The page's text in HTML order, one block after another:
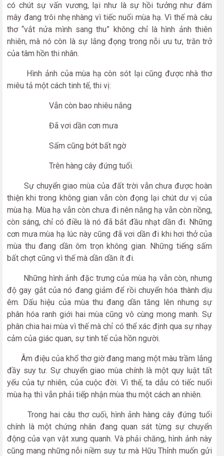
có chút sự vấn vương, lại như là sự hồi tưởng như đám
mây đang trôi nhẹ nhàng vì tiếc nuối mùa hạ. Vì thế mà câu
thơ “vắt nửa mình sang thu” không chỉ là hình ảnh thiên
nhiên, mà nó còn là sự lắng đọng trong nỗi ưu tư, trăn trở
của tâm hồn thi nhân.
Hình ảnh của mùa hạ còn sót lại cũng được nhà thơ
miêu tả một cách tinh tế, thi vị:
Vẫn còn bao nhiêu nắng
Đã vơi dần cơn mưa
Sấm cũng bớt bất ngờ
Trên hàng cây đứng tuổi.
Sự chuyển giao mùa của đất trời vẫn chưa được hoàn
thiện khi trong không gian vẫn còn đọng lại chút dư vị của
mùa hạ. Mùa hạ vẫn còn chưa đi nên nắng hạ vẫn còn nồng,
còn sáng, chỉ có điều là nó đã bắt đầu nhạt dần đi. Những
cơn mưa mùa hạ lúc này cũng đã vơi dần đi khi hơi thở của
mùa thu đang dần ôm trọn không gian. Những tiếng sấm
bất chợt cũng vì thế mà dần dần ít đi.
Những hình ảnh đặc trưng của mùa hạ vẫn còn, nhưng
độ gay gắt của nó đang giảm để rồi chuyển hóa thành dịu
êm. Dấu hiệu của mùa thu đang dần tăng lên nhưng sự
phân hóa ranh giới hai mùa cũng vô cùng mong manh. Sự
phân chia hai mùa vì thế mà chỉ có thể xác định qua sự nhạy
cảm của giác quan, sự tinh tế của hồn người.
Âm điệu của khổ thơ giờ đang mang một màu trầm lắng
đầy suy tư. Sự chuyển giao mùa chính là một quy luật tất
yếu của tự nhiên, của cuộc đời. Vì thế, ta dẫu có tiếc nuối
mùa hạ thì vẫn phải tiếp nhận mùa thu một cách an nhiên.
Trong hai câu thơ cuối, hình ảnh hàng cây đứng tuổi
chính là một chứng nhân đang quan sát từng sự chuyển
động của vạn vật xung quanh. Và phải chăng, hình ảnh này
cũng mang những nỗi niềm suy tư mà Hữu Thỉnh muốn gửi